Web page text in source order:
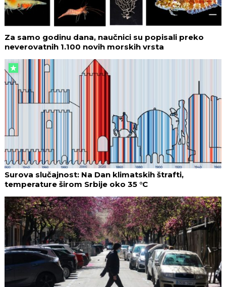
Za samo godinu dana, naučnici su popisali preko
neverovatnih 1.100 novih morskih vrsta
Surova slučajnost: Na Dan klimatskih štrafti,
temperature širom Srbije oko 35 °C